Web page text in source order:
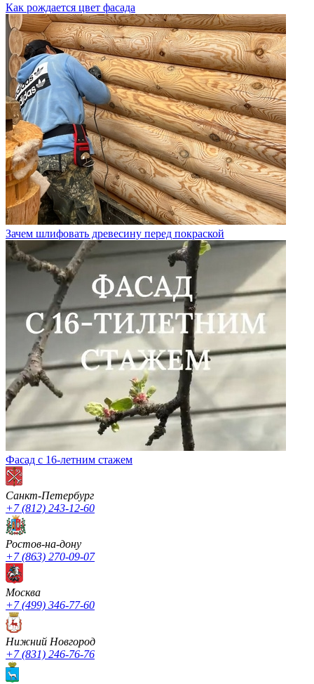
Как рождается цвет фасада
Зачем шлифовать древесину перед покраской
Фасад с 16-летним стажем
Санкт-Петербург
+7 (812) 243-12-60
Ростов-на-дону
+7 (863) 270-09-07
Москва
+7 (499) 346-77-60
Нижний Новгород
+7 (831) 246-76-76